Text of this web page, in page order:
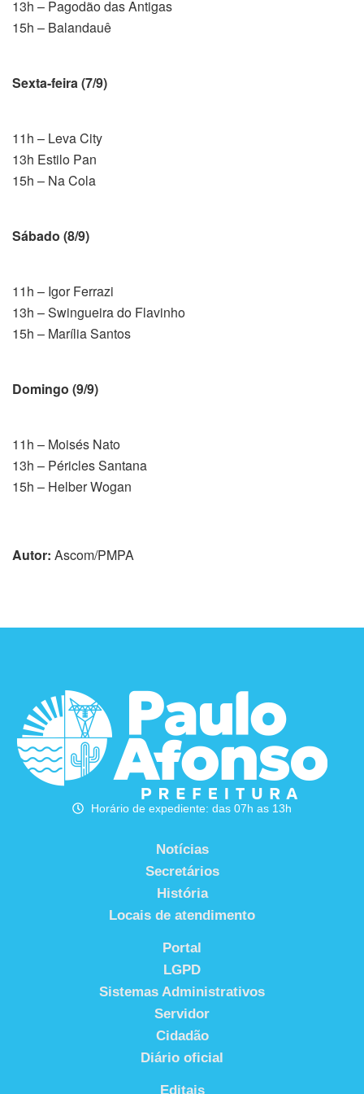
13h – Pagodão das Antigas
15h – Balandauê
Sexta-feira (7/9)
11h – Leva City
13h Estilo Pan
15h – Na Cola
Sábado (8/9)
11h – Igor Ferrazi
13h – Swingueira do Flavinho
15h – Marília Santos
Domingo (9/9)
11h – Moisés Nato
13h – Péricles Santana
15h – Helber Wogan
Autor: Ascom/PMPA
Horário de expediente: das 07h as 13h
Notícias
Secretários
História
Locais de atendimento
Portal
LGPD
Sistemas Administrativos
Servidor
Cidadão
Diário oficial
Editais